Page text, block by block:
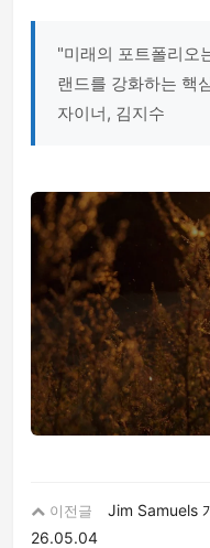
"미래의 포트폴리오
랜드를 강화하는 핵
자이너, 김지수
이전글
Jim Samuels
26.05.04